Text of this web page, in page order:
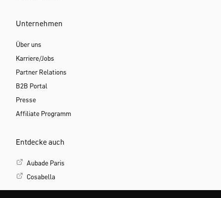
Unternehmen
Über uns
Karriere/Jobs
Partner Relations
B2B Portal
Presse
Affiliate Programm
Entdecke auch
Aubade Paris
Cosabella